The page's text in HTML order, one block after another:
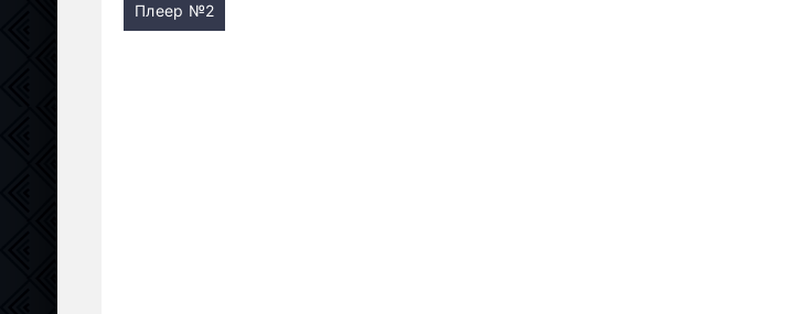
Плеер №2